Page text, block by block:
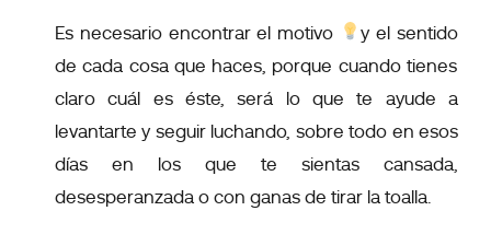
Es necesario encontrar el motivo y elsentido
de cada cosa que haces, porque cuando tienes
claro cuál es éste, será lo que te ayude a
levantarte y seguir luchando, sobre todo en esos
días en los que te sientas cansada,
desesperanzada o con ganas de tirar la toalla.